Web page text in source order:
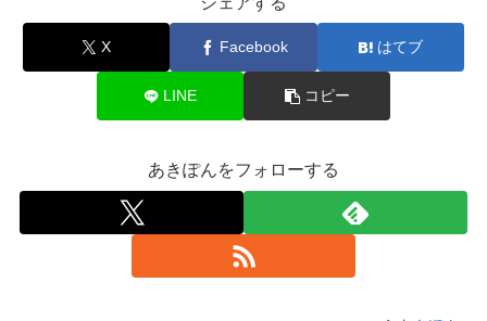
X Facebook はてブ
LINE コピー
あきぽんをフォローする